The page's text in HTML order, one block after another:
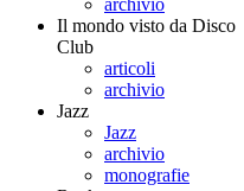
Il mondo visto da Disco
Club
articoli
archivio
Jazz
Jazz
archivio
monografie